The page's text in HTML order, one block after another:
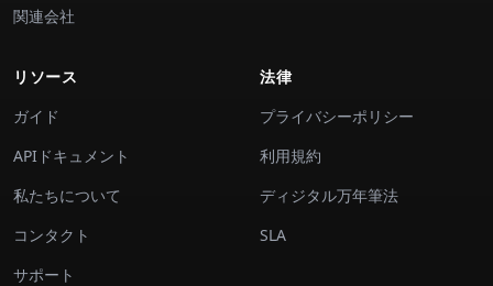
関連会社
リソース
ガイド
APIドキュメント
私たちについて
コンタクト
サポート
法律
プライバシーポリシー
利用規約
ディジタル万年筆法
SLA